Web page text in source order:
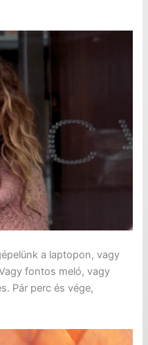
a laptopon, vagy
fontos meló, vagy
Pár perc és vége,